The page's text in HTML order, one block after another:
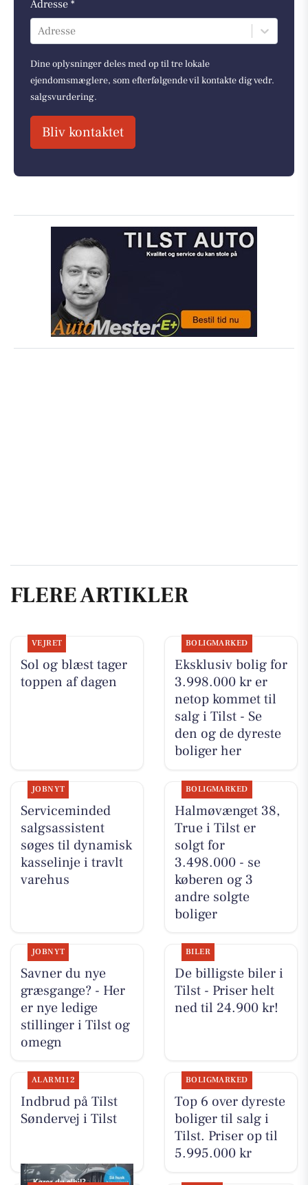
Adresse *
Adresse
Dine oplysninger deles med op til tre lokale
ejendomsmæglere, som efterfølgende vil kontakte dig vedr.
salgsvurdering.
Bliv kontaktet
FLERE ARTIKLER
VEJRET
Sol og blæst tager
toppen af dagen
BOLIGMARKED
Eksklusiv bolig for
3.998.000 kr er
netop kommet til
salg i Tilst - Se
den og de dyreste
boliger her
JOBNYT
Serviceminded
salgsassistent
søges til dynamisk
kasselinje i travlt
varehus
BOLIGMARKED
Halmøvænget 38,
True i Tilst er
solgt for
3.498.000 - se
køberen og 3
andre solgte
boliger
JOBNYT
Savner du nye
græsgange? - Her
er nye ledige
stillinger i Tilst og
omegn
BILER
De billigste biler i
Tilst - Priser helt
ned til 24.900 kr!
ALARM112
Indbrud på Tilst
Søndervej i Tilst
BOLIGMARKED
Top 6 over dyreste
boliger til salg i
Tilst. Priser op til
5.995.000 kr